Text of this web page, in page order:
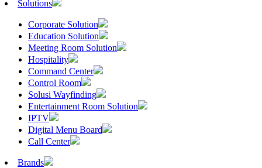
Solutions
Corporate Solution
Education Solution
Meeting Room Solution
Hospitality
Command Center
Control Room
Solusi Wayfinding
Entertainment Room Solution
IPTV
Digital Menu Board
Call Center
Brands